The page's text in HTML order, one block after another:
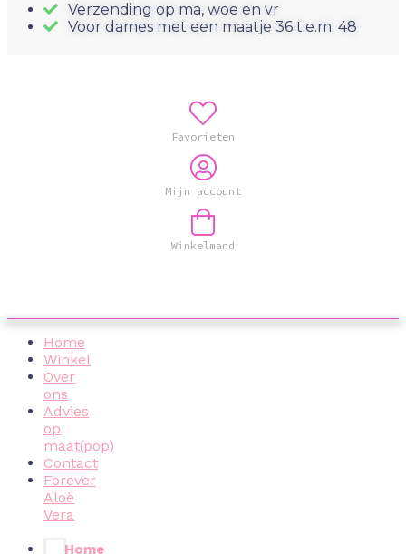
Verzending op ma, woe en vr
Voor dames met een maatje 36 t.e.m. 48
Favorieten
Mijn account
Winkelmand
Home
Winkel
Over
ons
Advies
op
maat(pop)
Contact
Forever
Aloë
Vera
Home